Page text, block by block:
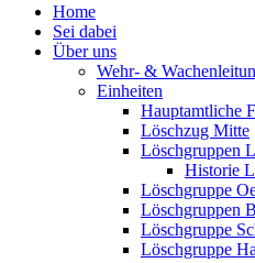
Home
Sei dabei
Über uns
Wehr- &
Einheiten
Hauptamtliche
Löschzug Mitte
Löschgruppen
Historie
Löschgruppe
Löschgruppen
Löschgruppe
Löschgruppe